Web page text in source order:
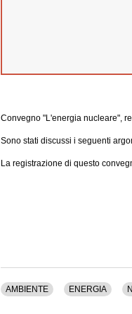
Convegno "L'energia nucleare",
Sono stati discussi i seguenti
La registrazione di questo
AMBIENTE ENERGIA